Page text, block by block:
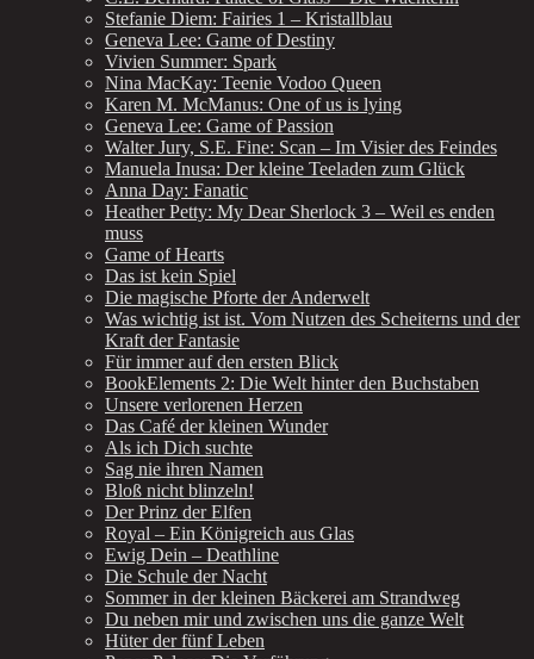
Stefanie Diem: Fairies 1 – Kristallblau
Geneva Lee: Game of Destiny
Vivien Summer: Spark
Nina MacKay: Teenie Vodoo Queen
Karen M. McManus: One of us is lying
Geneva Lee: Game of Passion
Walter Jury, S.E. Fine: Scan – Im Visier des Feindes
Manuela Inusa: Der kleine Teeladen zum Glück
Anna Day: Fanatic
Heather Petty: My Dear Sherlock 3 – Weil es enden
muss
Game of Hearts
Das ist kein Spiel
Die magische Pforte der Anderwelt
Was wichtig ist ist. Vom Nutzen des Scheiterns und der
Kraft der Fantasie
Für immer auf den ersten Blick
BookElements 2: Die Welt hinter den Buchstaben
Unsere verlorenen Herzen
Das Café der kleinen Wunder
Als ich Dich suchte
Sag nie ihren Namen
Bloß nicht blinzeln!
Der Prinz der Elfen
Royal – Ein Königreich aus Glas
Ewig Dein – Deathline
Die Schule der Nacht
Sommer in der kleinen Bäckerei am Strandweg
Du neben mir und zwischen uns die ganze Welt
Hüter der fünf Leben